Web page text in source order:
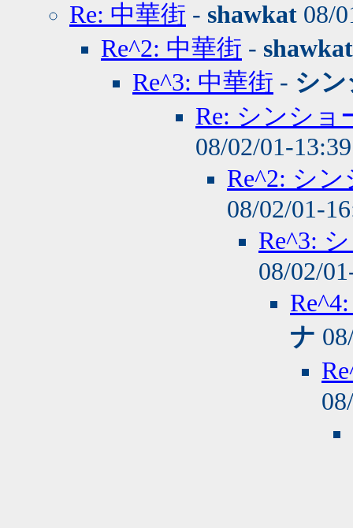
Re: 中華街 - shawkat 08/
Re^2: 中華街 - shawkat
Re^3: 中華街 - シ
Re: シンショ
08/02/01-
Re^2: シ
08/02/01-
Re^3:
08/02/
ナ